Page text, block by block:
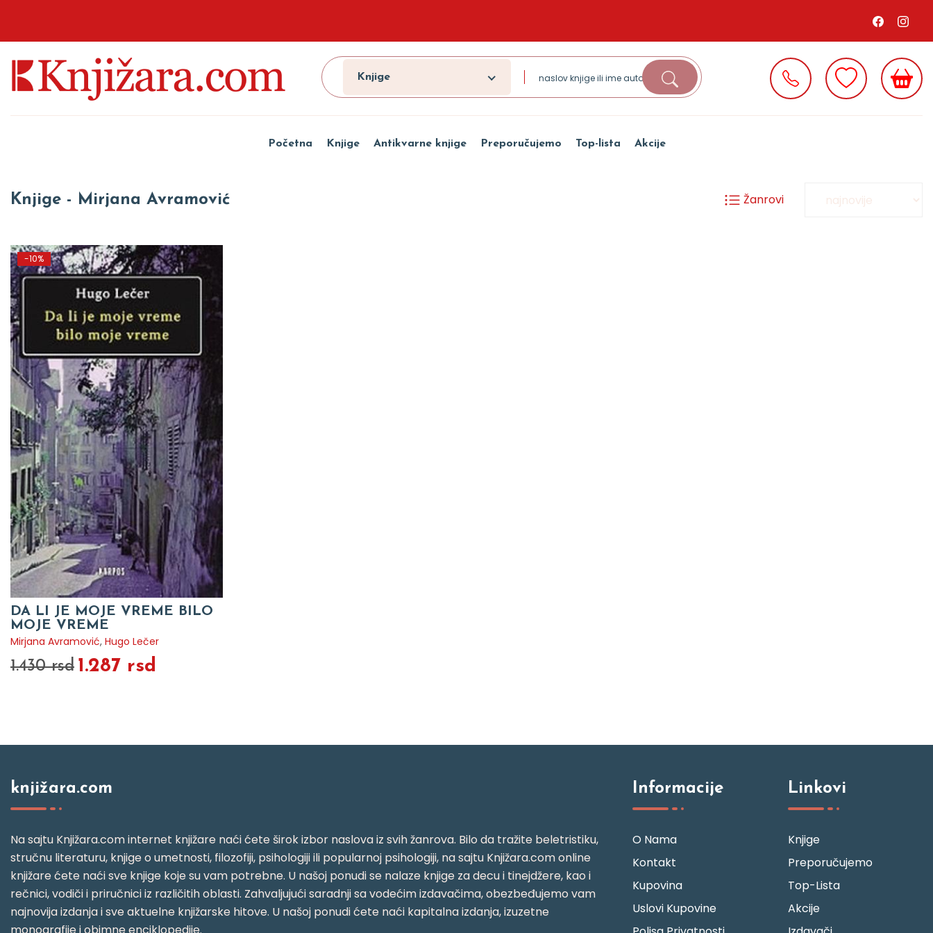
Knjige
Početna Knjige Antikvarne knjige Preporučujemo Top-lista Akcije
Knjige - Mirjana Avramović Žanrovi
-10%
DA LI JE MOJE VREME BILO
MOJE VREME
Mirjana Avramović, Hugo Lečer
1.430 rsd 1.287 rsd
knjižara.com
Na sajtu Knjižara.com internet knjižare naći ćete širok izbor naslova iz svih žanrova. Bilo da tražite beletristiku,
stručnu literaturu, knjige o umetnosti, filozofiji, psihologiji ili popularnoj psihologiji, na sajtu Knjižara.com online
knjižare ćete naći sve knjige koje su vam potrebne. U našoj ponudi se nalaze knjige za decu i tinejdžere, kao i
rečnici, vodiči i priručnici iz različitih oblasti. Zahvaljujući saradnji sa vodećim izdavačima, obezbeđujemo vam
najnovija izdanja i sve aktuelne knjižarske hitove. U našoj ponudi ćete naći kapitalna izdanja, izuzetne
monografije i obimne enciklopedije.
Informacije
O Nama
Kontakt
Kupovina
Uslovi Kupovine
Linkovi
Knjige
Preporučujemo
Top-Lista
Akcije